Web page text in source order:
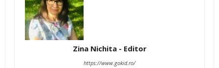
Zina Nichita - Editor
https://www.gokid.ro/